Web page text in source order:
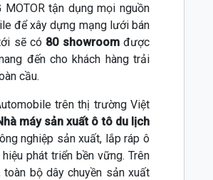
MOTOR tận dụng mọi nguồn
để xây dựng mạng lưới bán
sẽ có 80 showroomđược
đến cho khách hàng trải
cầu.
trên thị trường Việt
máy sản xuất ô tô du lịch
nghiệp sản xuất, lắp ráp ô
phát triển bền vững. Trên
bộ dây chuyền sản xuất